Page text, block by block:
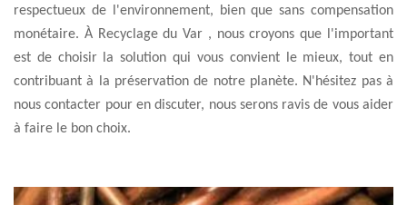
respectueux de l'environnement, bien que sans compensation
monétaire. À Recyclage du Var , nous croyons que l'important
est de choisir la solution qui vous convient le mieux, tout en
contribuant à la préservation de notre planète. N'hésitez pas à
nous contacter pour en discuter, nous serons ravis de vous aider
à faire le bon choix.